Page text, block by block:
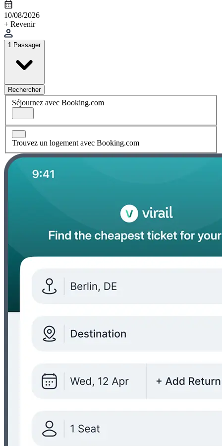
10/08/2026
+ Revenir
1 Passager
Rechercher
Séjournez avec Booking.com
Trouvez un logement avec Booking.com